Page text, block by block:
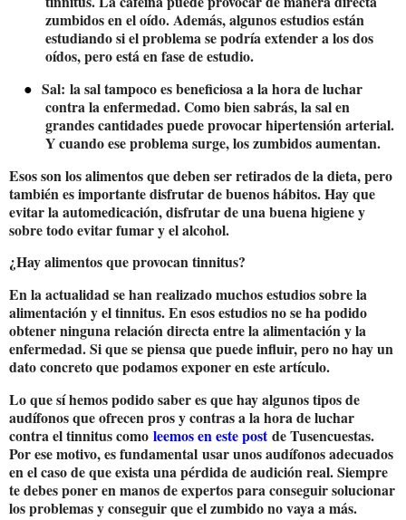
zumbidos en el oído. Además, algunos estudios están
estudiando si el problema se podría extender a los dos
oídos, pero está en fase de estudio.
● Sal: la sal tampoco es beneficiosa a la hora de luchar
contra la enfermedad. Como bien sabrás, la sal en
grandes cantidades puede provocar hipertensión arterial.
Y cuando ese problema surge, los zumbidos aumentan.
Esos son los alimentos que deben ser retirados de la dieta, pero
también es importante disfrutar de buenos hábitos. Hay que
evitar la automedicación, disfrutar de una buena higiene y
sobre todo evitar fumar y el alcohol.
¿Hay alimentos que provocan tinnitus?
En la actualidad se han realizado muchos estudios sobre la
alimentación y el tinnitus. En esos estudios no se ha podido
obtener ninguna relación directa entre la alimentación y la
enfermedad. Si que se piensa que puede influir, pero no hay un
dato concreto que podamos exponer en este artículo.
Lo que sí hemos podido saber es que hay algunos tipos de
audífonos que ofrecen pros y contras a la hora de luchar
contra el tinnitus como leemos en este post de Tusencuestas.
Por ese motivo, es fundamental usar unos audífonos adecuados
en el caso de que exista una pérdida de audición real. Siempre
te debes poner en manos de expertos para conseguir solucionar
los problemas y conseguir que el zumbido no vaya a más.